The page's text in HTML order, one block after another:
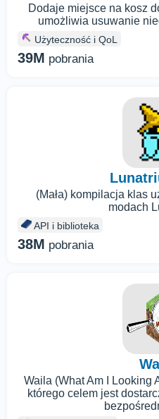
Dodaje miejsce na kosz
umożliwia usuwanie
Użyteczność i QoL
39M pobrania
(Mała) kompilacja klas
modach
API i biblioteka
38M pobrania
Waila (What Am I Looking
którego celem jest